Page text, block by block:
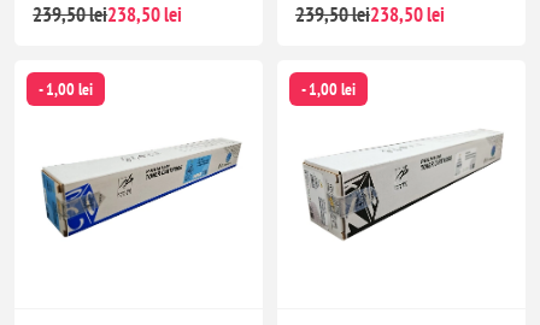
239,50 lei238,50 lei 239,50 lei238,50 lei
- 1,00 lei - 1,00 lei